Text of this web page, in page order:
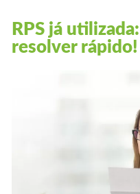
RPS já
resolver rápido!